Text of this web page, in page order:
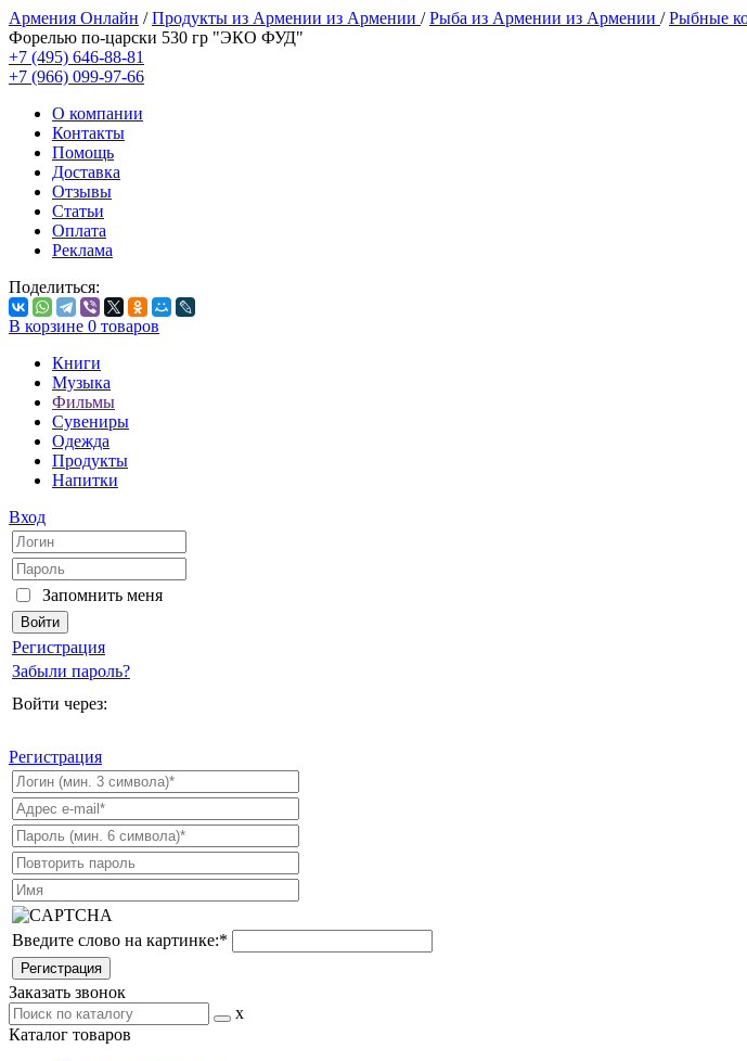
Армения Онлайн /Продукты из Армении из Армении /Рыба из Армении из Армении /Рыбные
Форелью по-царски 530 гр "ЭКО ФУД"
+7 (495) 646-88-81
+7 (966) 099-97-66
О компании
Контакты
Помощь
Доставка
Отзывы
Статьи
Оплата
Реклама
Поделиться:
В корзине 0 товаров
Книги
Музыка
Фильмы
Сувениры
Одежда
Продукты
Напитки
Вход
Запомнить меня
Регистрация
Забыли пароль?
Войти через:
Регистрация
Введите слово на картинке:*
Заказать звонок
x
Каталог товаров